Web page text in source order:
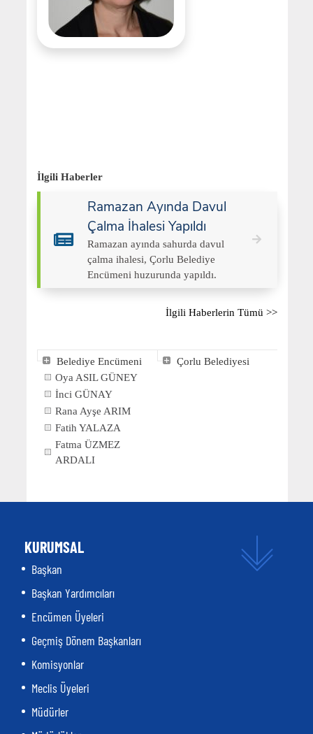
İlgili Haberler
Ramazan Ayında Davul
Çalma İhalesi Yapıldı
Ramazan ayında sahurda davul
çalma ihalesi, Çorlu Belediye
Encümeni huzurunda yapıldı.
İlgili Haberlerin Tümü >>
Belediye Encümeni
Oya ASIL GÜNEY
İnci GÜNAY
Rana Ayşe ARIM
Fatih YALAZA
Fatma ÜZMEZ
ARDALI
Çorlu Belediyesi
KURUMSAL
Başkan
Başkan Yardımcıları
Encümen Üyeleri
Geçmiş Dönem Başkanları
Komisyonlar
Meclis Üyeleri
Müdürler